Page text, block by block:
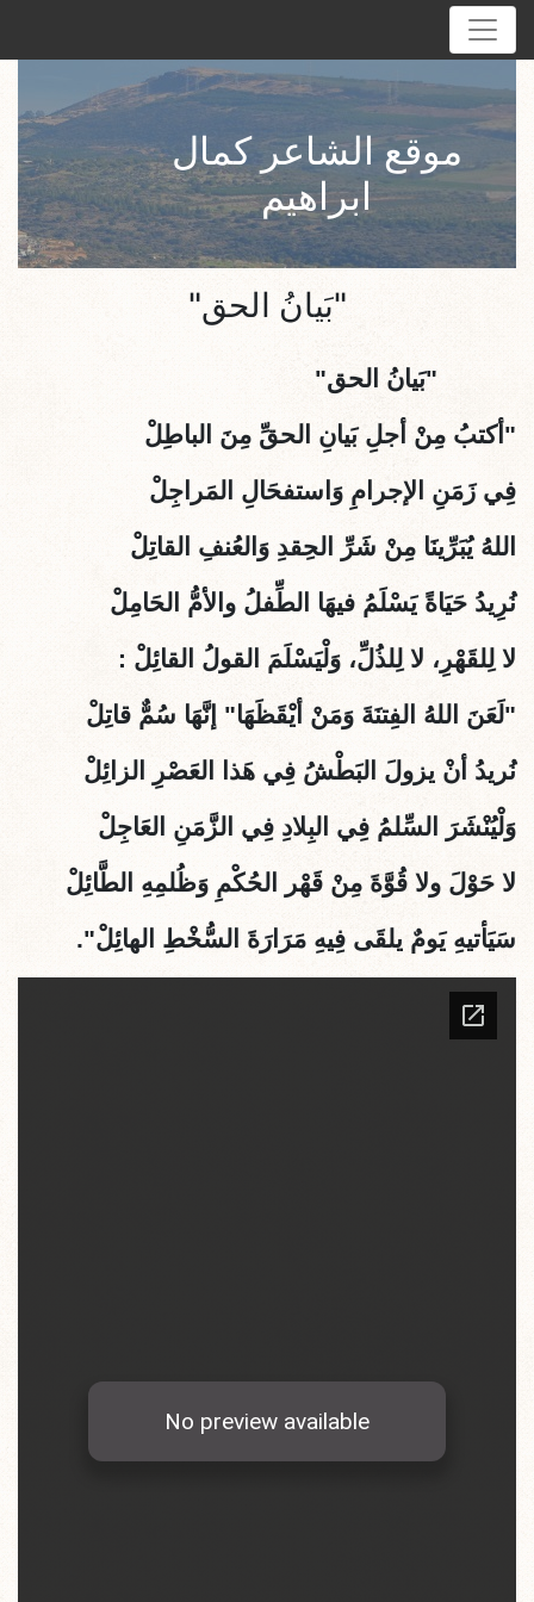
موقع الشاعر كمال
ابراهيم
"بَيانُ الحق"
"بَيانُ الحق"
" أكتبُ مِنْ أجلِ بَيانِ الحقِّ مِنَ الباطِلْ
فِي زَمَنِ الإجرامِ وَاستفحَالِ المَراجِلْ
اللهُ يُبَرِّينَا مِنْ شَرِّ الحِقدِ وَالعُنفِ القاتِلْ
نُرِيدُ حَيَاةً يَسْلَمُ فيهَا الطِّفلُ والأمُّ الحَامِلْ
لا لِلقَهْرِ، لا لِلذُلِّ، وَلْيَسْلَمَ القولُ القائِلْ :
"لَعَنَ اللهُ الفِتنَةَ وَمَنْ أيْقَظَهَا" إنَّهَا سُمٌّ قاتِلْ
نُريدُ أنْ يزولَ البَطْشُ فِي هَذا العَصْرِ الزائِلْ
وَلْيُنْشَرَ السِّلمُ فِي البِلادِ فِي الزَّمَنِ العَاجِلْ
لا حَوْلَ ولا قُوَّةَ مِنْ قَهْر الحُكْمِ وَظُلمِهِ الطَّائِلْ
سَيَأتيهِ يَومٌ يلقَى فِيهِ مَرَارَةَ السُّخْطِ الهائِلْ".